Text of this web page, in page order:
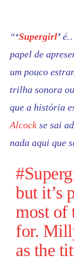
“‘Supergirl’
papel de
um pouco
trilha sonora
que a história
Alcock se sai
nada aqui que
but it’s
most of
for.
as the